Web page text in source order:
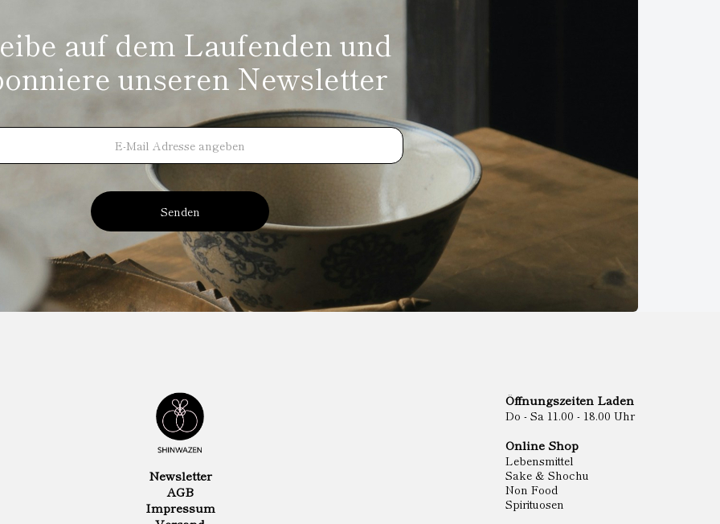
auf dem Laufenden und
unseren Newsletter
Senden
Newsletter
AGB
Impressum
Öffnungszeiten Laden
Do - Sa 11.00 - 18.00 Uhr
Online Shop
Lebensmittel
Sake & Shochu
Non Food
Spirituosen